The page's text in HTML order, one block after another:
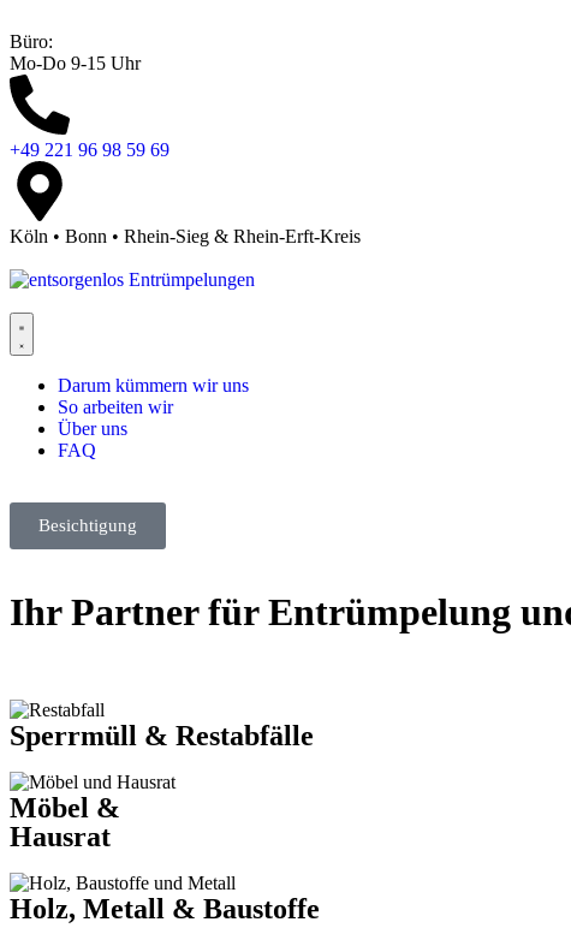
Büro:
Mo-Do 9-15 Uhr
+49 221 96 98 59 69
Köln • Bonn • Rhein-Sieg & Rhein-Erft-Kreis
Darum kümmern wir uns
So arbeiten wir
Über uns
FAQ
Besichtigung
Ihr Partner für Entrümpelung
Sperrmüll & Restabfälle
Möbel &
Hausrat
Holz, Metall & Baustoffe